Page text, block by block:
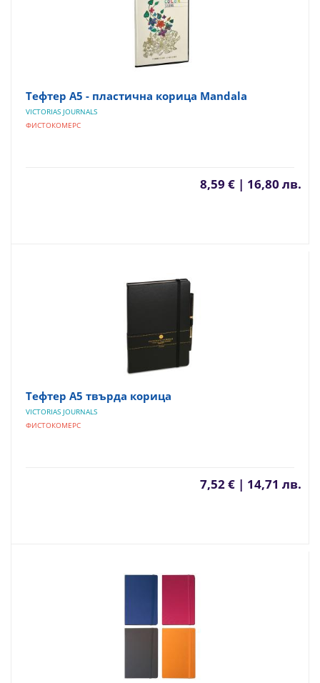
Тефтер А5 - пластична корица Mandala
VICTORIAS JOURNALS
ФИСТОКОМЕРС
8,59 € | 16,80 лв.
Тефтер А5 твърда корица
VICTORIAS JOURNALS
ФИСТОКОМЕРС
7,52 € | 14,71 лв.